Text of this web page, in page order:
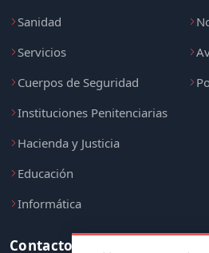
Sanidad
Servicios
Cuerpos de Seguridad
Instituciones Penitenciarias
Hacienda y Justicia
Educación
Informática
Contacto